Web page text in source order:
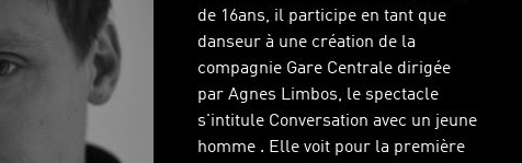
de 16ans, il participe en tant que
danseur à une création de la
compagnie Gare Centrale dirigée
par Agnes Limbos, le spectacle
s'intitule Conversation avec un jeune
homme . Elle voit pour la première